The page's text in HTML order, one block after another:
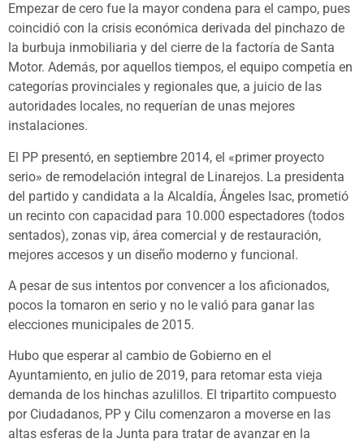
Empezar de cero fue la mayor condena para el campo, pues
coincidió con la crisis económica derivada del pinchazo de
la burbuja inmobiliaria y del cierre de la factoría de Santa
Motor. Además, por aquellos tiempos, el equipo competía en
categorías provinciales y regionales que, a juicio de las
autoridades locales, no requerían de unas mejores
instalaciones.
El PP presentó, en septiembre 2014, el «primer proyecto
serio» de remodelación integral de Linarejos. La presidenta
del partido y candidata a la Alcaldía, Ángeles Isac, prometió
un recinto con capacidad para 10.000 espectadores (todos
sentados), zonas vip, área comercial y de restauración,
mejores accesos y un diseño moderno y funcional.
A pesar de sus intentos por convencer a los aficionados,
pocos la tomaron en serio y no le valió para ganar las
elecciones municipales de 2015.
Hubo que esperar al cambio de Gobierno en el
Ayuntamiento, en julio de 2019, para retomar esta vieja
demanda de los hinchas azulillos. El tripartito compuesto
por Ciudadanos, PP y Cilu comenzaron a moverse en las
altas esferas de la Junta para tratar de avanzar en la